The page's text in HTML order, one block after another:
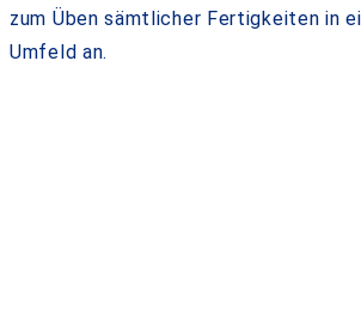
zum Üben sämtlicher Fertigkeiten in
Umfeld an.